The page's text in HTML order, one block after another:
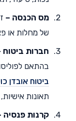
מס הכנסה –
של מחלות או
חברות ביטוח
בהתאם
ביטוח אובדן
תאונות אישיות,
קרנות פנסיה